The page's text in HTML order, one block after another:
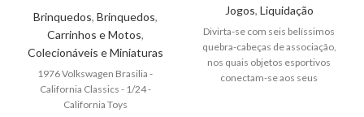
Brinquedos, Brinquedos,
Carrinhos e Motos,
Colecionáveis e Miniaturas
1976 Volkswagen Brasilia -
California Classics - 1/24 -
California Toys
Jogos, Liquidação
Divirta-se com seis belíssimos
quebra-cabeças de associação,
nos quais objetos esportivos
conectam-se aos seus